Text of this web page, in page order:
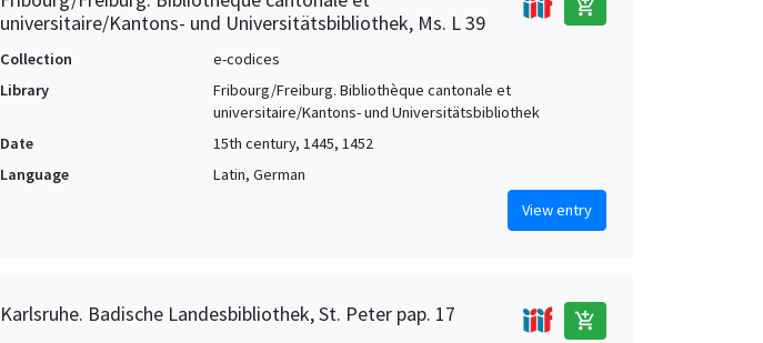
universitaire/Kantons- und Universitätsbibliothek, Ms. L 39
add_shopping_cart
Collection
e-codices
Library
Fribourg/Freiburg. Bibliothèque cantonale et
universitaire/Kantons- und Universitätsbibliothek
Date
15th century, 1445, 1452
Language
Latin, German
View entry
Karlsruhe. Badische Landesbibliothek, St. Peter pap. 17 add_shopping_cart